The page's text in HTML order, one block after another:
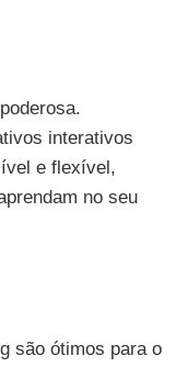
interativos
e flexível,
no seu
são ótimos para o